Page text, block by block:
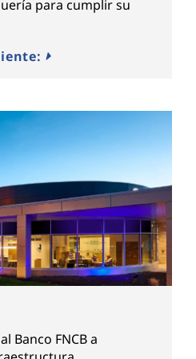
para cumplir su
Banco FNCB a